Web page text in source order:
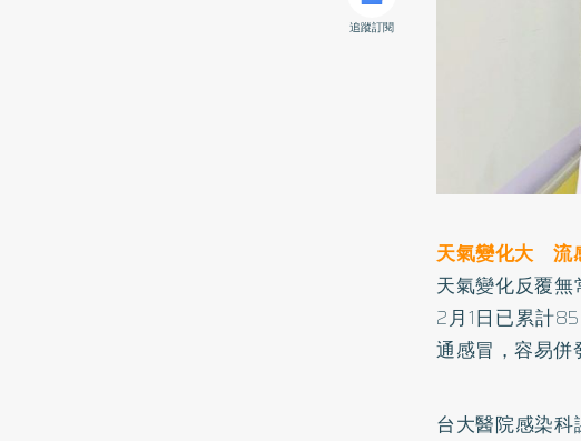
追蹤訂閱
天氣變化大 流
天氣變化反覆
2月1日已累計
通感冒，容易併
台大醫院感染